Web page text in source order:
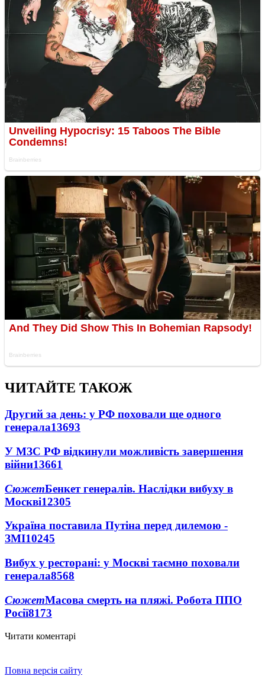
ЧИТАЙТЕ ТАКОЖ
Другий за день: у РФ поховали ще одного
генерала13693
У МЗС РФ відкинули можливість завершення
війни13661
СюжетБенкет генералів. Наслідки вибуху в
Москві12305
Україна поставила Путіна перед дилемою -
ЗМІ10245
Вибух у ресторані: у Москві таємно поховали
генерала8568
СюжетМасова смерть на пляжі. Робота ППО
Росії8173
Читати коментарі
Повна версія сайту